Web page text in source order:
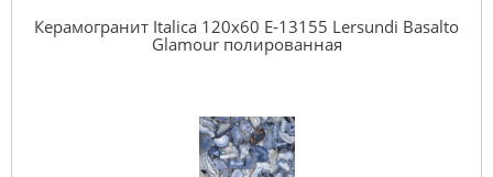
Керамогранит Italica 120x60 E-13155 Lersundi Basalto
Glamour полированная